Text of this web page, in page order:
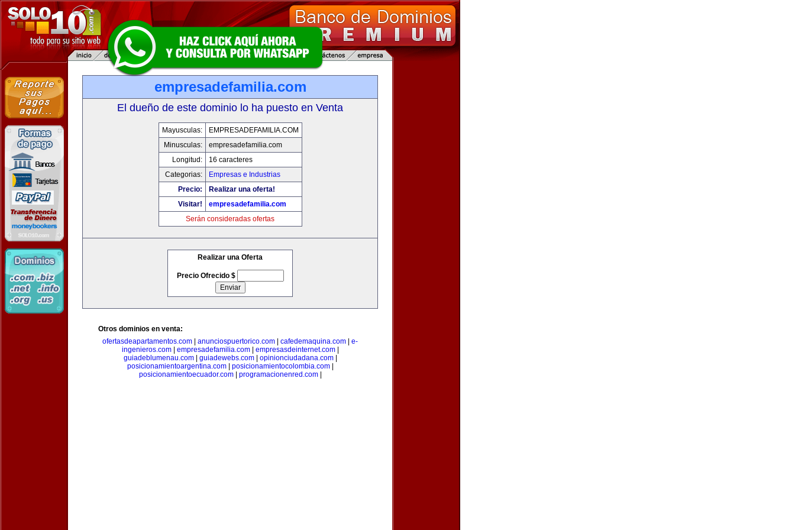
empresadefamilia.com
El dueño de este dominio lo ha puesto en Venta
Mayusculas:
EMPRESADEFAMILIA.COM
Minusculas:
empresadefamilia.com
Longitud:
16 caracteres
Categorias:
Empresas e Industrias
Precio:
Realizar una oferta!
Visitar!
empresadefamilia.com
Serán consideradas ofertas
Realizar una Oferta
Precio Ofrecido $
Otros dominios en venta:
ofertasdeapartamentos.com
anunciospuertorico.com cafedemaquina.com
e-
ingenieros.com| empresadefamilia.com| empresasdeinternet.com|
guiadeblumenau.com| guiadewebs.com| opinionciudadana.com|
posicionamientoargentina.com| posicionamientocolombia.com|
posicionamientoecuador.com| programacionenred.com|